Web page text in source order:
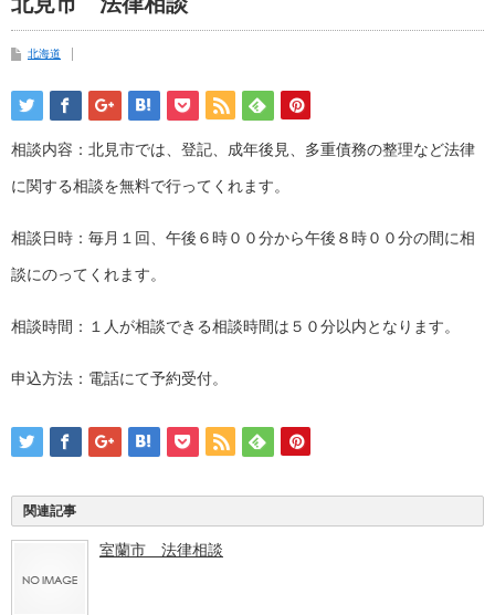
北海道
相談内容：北見市では、登記、成年後見、多重債務の整理など法律
に関する相談を無料で行ってくれます。
相談日時：毎月１回、午後６時００分から午後８時００分の間に相
談にのってくれます。
相談時間：１人が相談できる相談時間は５０分以内となります。
申込方法：電話にて予約受付。
関連記事
室蘭市 法律相談